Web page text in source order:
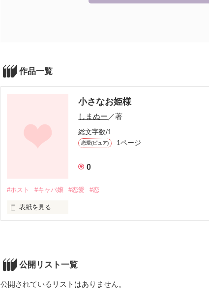
作品一覧
小さなお姫様
しまぬー／著
総文字数/1
恋愛(ピュア) 1ページ
0
#ホスト #キャバ嬢 #恋愛 #恋
表紙を見る
公開リスト一覧
公開されているリストはありません。